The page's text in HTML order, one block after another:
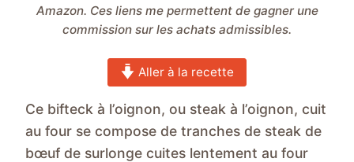
Amazon. Ces liens me permettent de gagner une
commission sur les achats admissibles.
Aller à la recette
Ce bifteck à l’oignon, ou steak à l’oignon, cuit
au four se compose de tranches de steak de
bœuf de surlonge cuites lentement au four